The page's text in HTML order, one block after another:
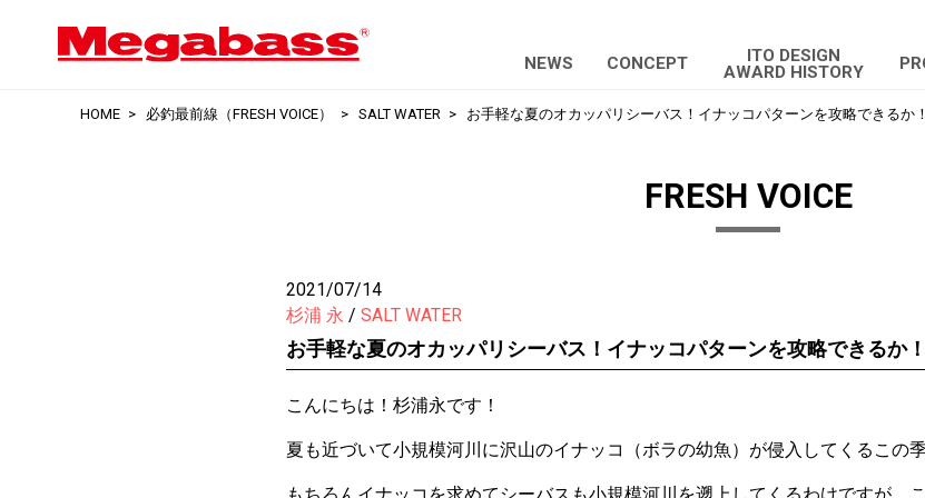
NEWS CONCEPT
ITO DESIGN
AWARD HISTORY
HOME 必釣最前線（FRESH VOICE） SALT WATER お手軽な夏のオカッパリシーバス！イナッコパターンを攻略できるか
FRESH VOICE
2021/07/14
杉浦 永
SALT WATER
お手軽な夏のオカッパリシーバス！イナッコパターンを攻略できるか
こんにちは！杉浦永です！
夏も近づいて小規模河川に沢山のイナッコ（ボラの幼魚）が侵入してくるこの季